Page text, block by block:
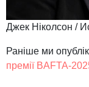
Джек Ніколсон /
Раніше ми
премії BAFTA-